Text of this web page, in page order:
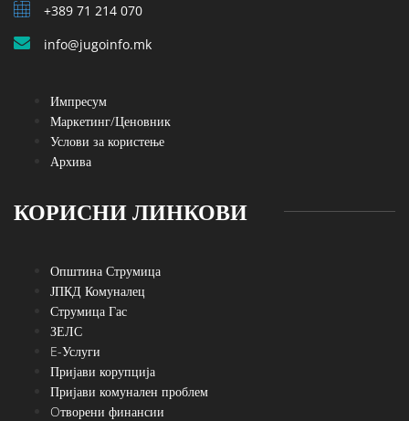
+389 71 214 070
info@jugoinfo.mk
Импресум
Маркетинг/Ценовник
Услови за користење
Архива
КОРИСНИ ЛИНКОВИ
Општина Струмица
ЈПКД Комуналец
Струмица Гас
ЗЕЛС
E-Услуги
Пријави корупција
Пријави комунален проблем
Oтворени финансии